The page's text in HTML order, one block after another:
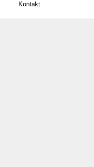
Kontakt